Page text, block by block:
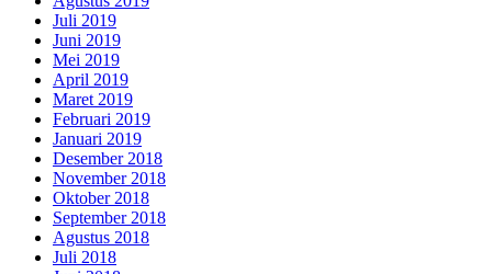
Juli 2019
Juni 2019
Mei 2019
April 2019
Maret 2019
Februari 2019
Januari 2019
Desember 2018
November 2018
Oktober 2018
September 2018
Agustus 2018
Juli 2018